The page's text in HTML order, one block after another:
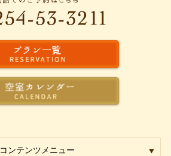
コンテンツメニュー